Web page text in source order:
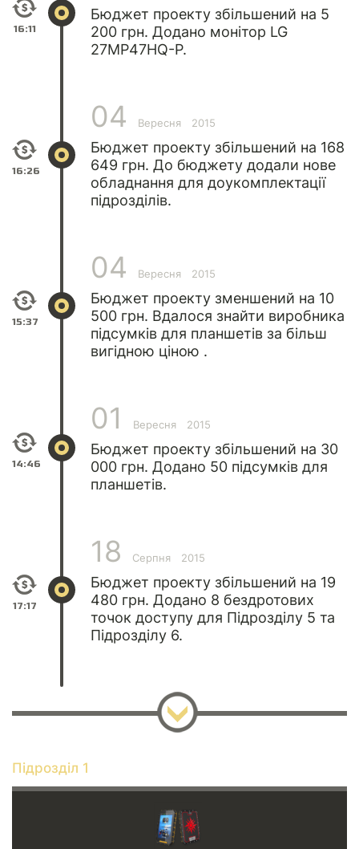
16:11
Бюджет проекту збільшений на 5
200 грн. Додано монітор LG
27MP47HQ-P.
16:26
04 Вересня 2015
Бюджет проекту збільшений на 168
649 грн. До бюджету додали нове
обладнання для доукомплектації
підрозділів.
15:37
04 Вересня 2015
Бюджет проекту зменшений на 10
500 грн. Вдалося знайти виробника
підсумків для планшетів за більш
вигідною ціною .
14:46
01 Вересня 2015
Бюджет проекту збільшений на 30
000 грн. Додано 50 підсумків для
планшетів.
17:17
18 Серпня 2015
Бюджет проекту збільшений на 19
480 грн. Додано 8 бездротових
точок доступу для Підрозділу 5 та
Підрозділу 6.
Підрозділ 1